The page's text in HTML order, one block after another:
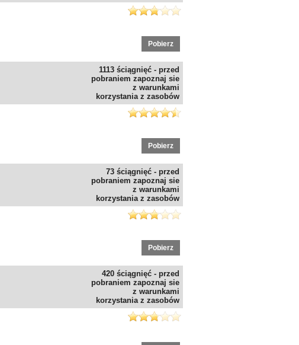
Pobierz
1113 ściągnięć - przed
pobraniem zapoznaj sie
z warunkami
korzystania z zasobów
Pobierz
73 ściągnięć - przed
pobraniem zapoznaj sie
z warunkami
korzystania z zasobów
Pobierz
420 ściągnięć - przed
pobraniem zapoznaj sie
z warunkami
korzystania z zasobów